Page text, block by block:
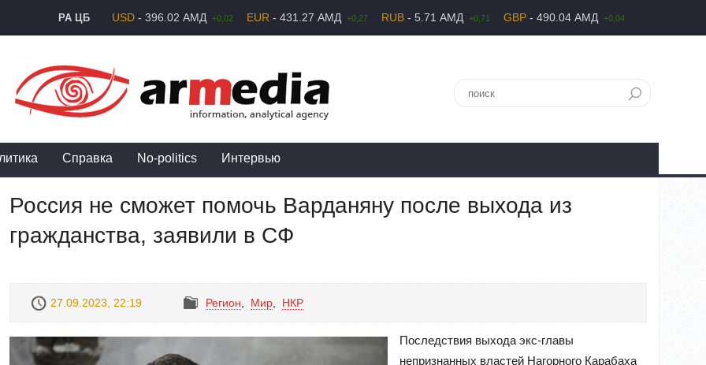
РА ЦБ USD - 396.02 АМД +0,02 EUR - 431.27 АМД +0,27 RUB - 5.71 АМД +0,71 GBP - 490.04 АМД +0,04
Справка No-politics Интервью
Россия не сможет помочь Варданяну после выхода из
гражданства, заявили в СФ
27.09.2023, 22:19 Регион Mир НКР
Последствия выхода экс-главы
непризнанных властей Нагорного Карабаха